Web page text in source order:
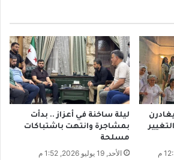
ليلة ساخنة في أعزاز .. بدأت
بمشاجرة وانتهت باشتباكات
مسلحة
الأحد, 19 يوليو 2026, 1:52 م